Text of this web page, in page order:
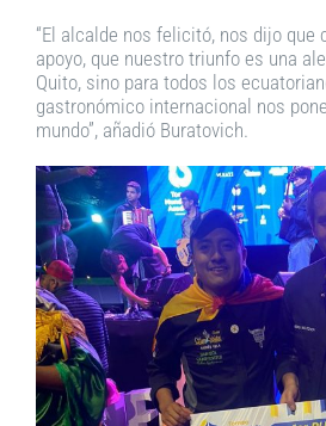
“El alcalde nos felicitó, nos dijo que
apoyo, que nuestro triunfo es una
Quito, sino para todos los
gastronómico internacional nos
mundo”, añadió Buratovich.